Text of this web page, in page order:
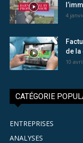
4
de la
10
CATÉGORIE
ENTREPRISES
ANALYSES